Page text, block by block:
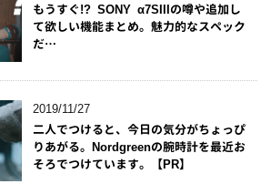
もうすぐ!? SONY α7SIIIの噂や追加し
て欲しい機能まとめ。魅力的なスペック
だ…
2019/11/27
二人でつけると、今日の気分がちょっぴ
りあがる。Nordgreenの腕時計を最近お
そろでつけています。【PR】